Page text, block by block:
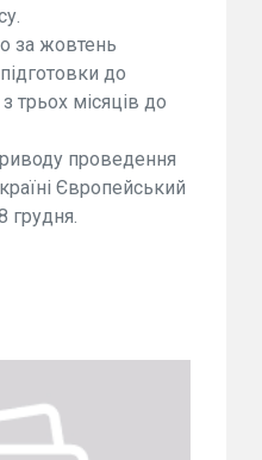
за жовтень
до
трьох місяців до
проведення
Європейський
грудня.